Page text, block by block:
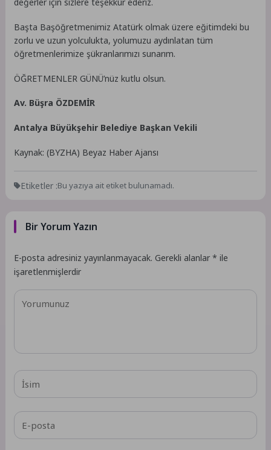
Başta Başöğretmenimiz Atatürk olmak üzere eğitimdeki bu
zorlu ve uzun yolculukta, yolumuzu aydınlatan tüm
öğretmenlerimize şükranlarımızı sunarım.
ÖĞRETMENLER GÜNÜ’nüz kutlu olsun.
Av. Büşra ÖZDEMİR
Antalya Büyükşehir Belediye Başkan Vekili
Kaynak: (BYZHA) Beyaz Haber Ajansı
Etiketler :Bu yazıya ait etiket bulunamadı.
Bir Yorum Yazın
E-posta adresiniz yayınlanmayacak. Gerekli alanlar* ile
işaretlenmişlerdir